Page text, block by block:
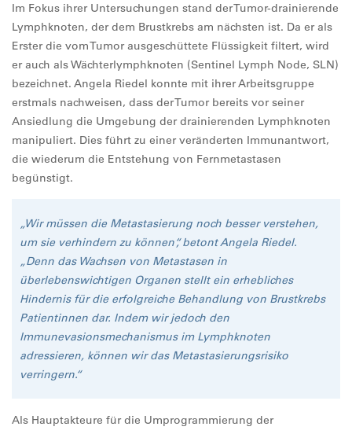
Im Fokus ihrer Untersuchungen stand der Tumor-drainierende
Lymphknoten, der dem Brustkrebs am nächsten ist. Da er als
Erster die vom Tumor ausgeschüttete Flüssigkeit filtert, wird
er auch als Wächterlymphknoten (Sentinel Lymph Node, SLN)
bezeichnet. Angela Riedel konnte mit ihrer Arbeitsgruppe
erstmals nachweisen, dass der Tumor bereits vor seiner
Ansiedlung die Umgebung der drainierenden Lymphknoten
manipuliert. Dies führt zu einer veränderten Immunantwort,
die wiederum die Entstehung von Fernmetastasen
begünstigt.
„Wir müssen die Metastasierung noch besser verstehen,
um sie verhindern zu können“, betont Angela Riedel.
„Denn das Wachsen von Metastasen in
überlebenswichtigen Organen stellt ein erhebliches
Hindernis für die erfolgreiche Behandlung von Brustkrebs
Patientinnen dar. Indem wir jedoch den
Immunevasionsmechanismus im Lymphknoten
adressieren, können wir das Metastasierungsrisiko
verringern.“
Als Hauptakteure für die Umprogrammierung der